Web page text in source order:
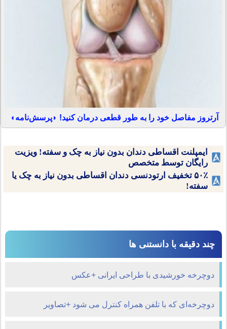
آرتروز مفاصل خود را به طور قطعی درمان کنید! ◗پرسش‌نامه◖
ایمپلنت اقساطی دندان بدون نیاز به چک و سفته! ویزیت
رایگان توسط متخصص
۵۰٪ تخفیف ارتودنسی دندان اقساطی بدون نیاز به چک یا
سفته!
چند دقیقه با دانستنی ها
دوچرخه خورشیدی با طراحی ایرانی +عکس
دوچرخه‌ای که با تلفن همراه کنترل می شود +تصاویر